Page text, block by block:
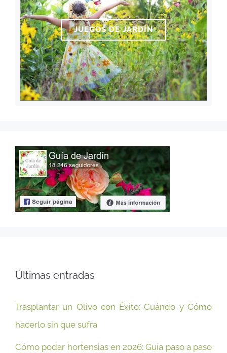
JUEGOS DE JARDÍN
Últimas entradas
Trasplantar un Olivo con Éxito: Cuándo y Cómo
hacerlo sin que sufra
Cómo podar hortensias en 2026: Guía paso a paso